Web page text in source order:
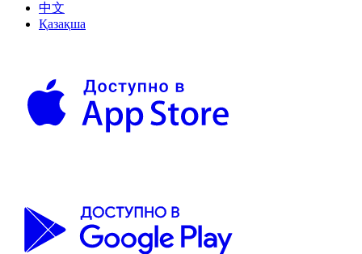
中文
Қазақша